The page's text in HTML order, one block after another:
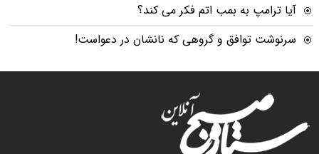
آیا ترامپ به بمب اتم فکر می کند؟
سرنوشت توافق و گروهی که نانشان در دعواست!